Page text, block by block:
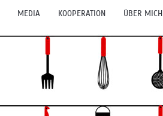
MEDIA KOOPERATION ÜBER MICH